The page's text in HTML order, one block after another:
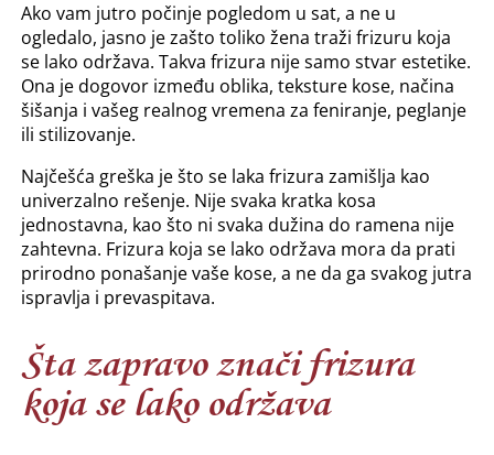
Ako vam jutro počinje pogledom u sat, a ne u
ogledalo, jasno je zašto toliko žena traži frizuru koja
se lako održava. Takva frizura nije samo stvar estetike.
Ona je dogovor između oblika, teksture kose, načina
šišanja i vašeg realnog vremena za feniranje, peglanje
ili stilizovanje.
Najčešća greška je što se laka frizura zamišlja kao
univerzalno rešenje. Nije svaka kratka kosa
jednostavna, kao što ni svaka dužina do ramena nije
zahtevna. Frizura koja se lako održava mora da prati
prirodno ponašanje vaše kose, a ne da ga svakog jutra
ispravlja i prevaspitava.
Šta zapravo znači frizura
koja se lako održava